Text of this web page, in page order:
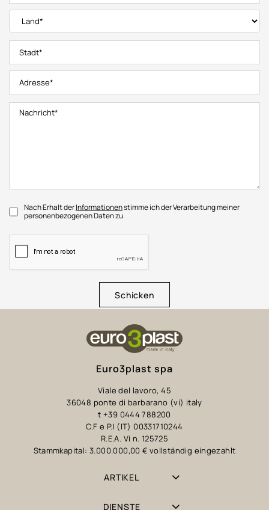
Nach Erhalt derInformationenstimme ich der Verarbeitung meiner
personenbezogenen Daten zu
Schicken
Euro3plast spa
Viale del lavoro, 45
36048 ponte di barbarano (vi) italy
t +39 0444 788200
C.F e P.I (IT) 00331710244
R.E.A. Vi n. 125725
Stammkapital: 3.000.000,00 € vollständig eingezahlt
ARTIKEL
DIENSTE